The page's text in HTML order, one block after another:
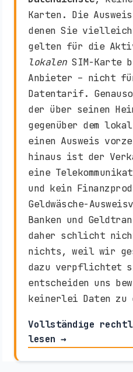
Karten. Die
denen Sie
gelten für die
lokalenSIM-Karte
Anbieter – nicht
Datentarif.
der über seinen
gegenüber dem
einen Ausweis
hinaus ist der
eine
und kein
Geldwäsche-
Banken und
daher schlicht
nichts, weil wir
dazu verpflichtet
entscheiden uns
keinerlei Daten zu
Vollständige
lesen →